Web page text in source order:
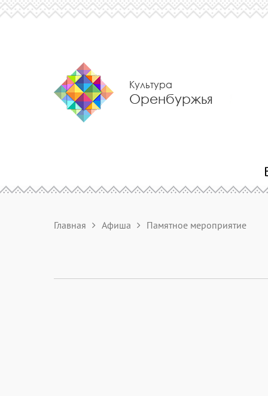
Культура
Оренбуржья
Главная Афиша Памятное мероприятие